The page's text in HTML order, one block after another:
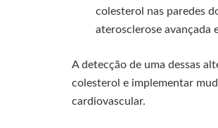
colesterol nas paredes
aterosclerose avançada
A detecção de uma dessas
colesterol e implementar
cardiovascular.